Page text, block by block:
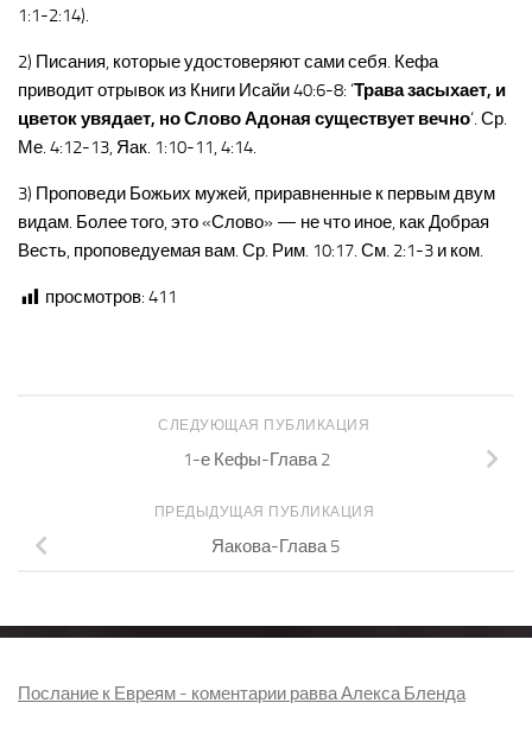
1:1-2:14).
2) Писания, которые удостоверяют сами себя. Кефа
приводит отрывок из Книги Исайи 40:6-8: ‘Трава засыхает, и
цветок увядает, но Слово Адоная существует вечно‘. Ср.
Ме. 4:12-13, Яак. 1:10-11, 4:14.
3) Проповеди Божьих мужей, приравненные к первым двум
видам. Более того, это «Слово» — не что иное, как Добрая
Весть, проповедуемая вам. Ср. Рим. 10:17. См. 2:1-3 и ком.
просмотров: 411
СЛЕДУЮЩАЯ ПУБЛИКАЦИЯ
1-е Кефы-Глава 2
ПРЕДЫДУЩАЯ ПУБЛИКАЦИЯ
Яакова-Глава 5
Послание к Евреям - коментарии равва Алекса Бленда